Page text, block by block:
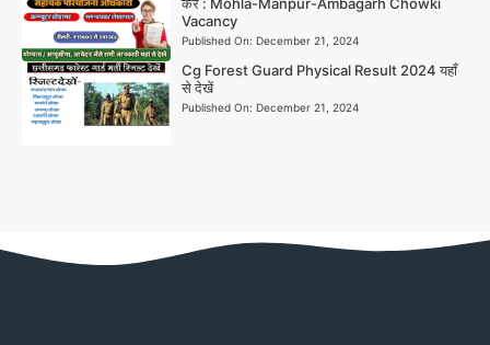
करें : Mohla-Manpur-Ambagarh Chowki
Vacancy
Published On: December 21, 2024
Cg Forest Guard Physical Result 2024 यहाँ
से देखें
Published On:December 21, 2024